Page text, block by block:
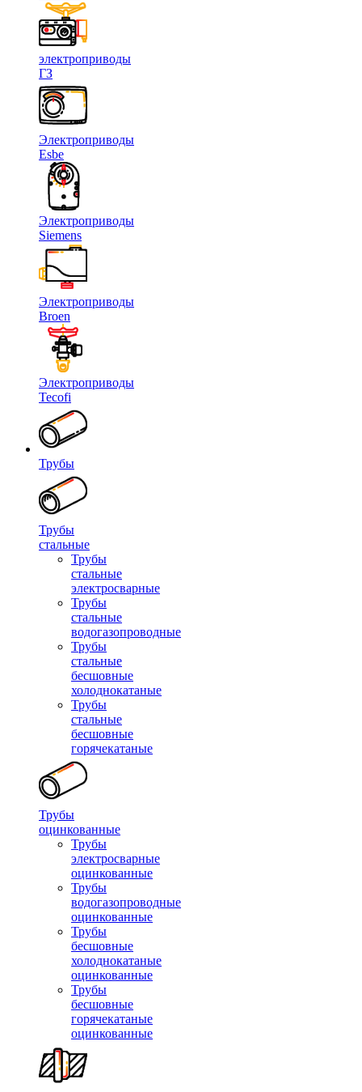
электроприводы
ГЗ
Электроприводы
Esbe
Электроприводы
Siemens
Электроприводы
Broen
Электроприводы
Tecofi
Трубы
Трубы
стальные
Трубы
стальные
электросварные
Трубы
стальные
водогазопроводные
Трубы
стальные
бесшовные
холоднокатаные
Трубы
стальные
бесшовные
горячекатаные
Трубы
оцинкованные
Трубы
электросварные
оцинкованные
Трубы
водогазопроводные
оцинкованные
Трубы
бесшовные
холоднокатаные
оцинкованные
Трубы
бесшовные
горячекатаные
оцинкованные